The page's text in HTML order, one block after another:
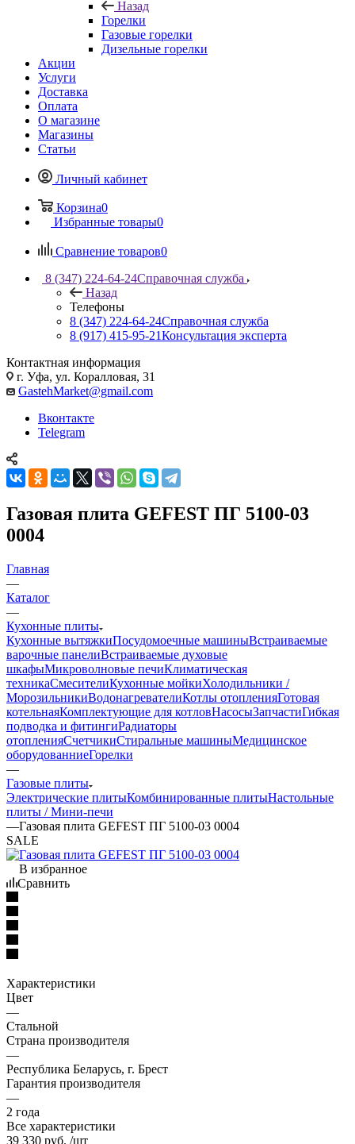
Назад
Горелки
Газовые горелки
Дизельные горелки
Акции
Услуги
Доставка
Оплата
О магазине
Магазины
Статьи
Личный кабинет
Корзина0
Избранные товары0
Сравнение товаров0
8 (347) 224-64-24Справочная служба
Назад
Телефоны
8 (347) 224-64-24Справочная служба
8 (917) 415-95-21Консультация эксперта
Контактная информация
г. Уфа, ул. Коралловая, 31
GastehMarket@gmail.com
Вконтакте
Telegram
Газовая плита GEFEST ПГ 5100-03
0004
Главная
—
Каталог
—
Кухонные плиты
Кухонные вытяжкиПосудомоечные машиныВстраиваемые
варочные панелиВстраиваемые духовые
шкафыМикроволновые печиКлиматическая
техникаСмесителиКухонные мойкиХолодильники /
МорозильникиВодонагревателиКотлы отопленияГотовая
котельнаяКомплектующие для котловНасосыЗапчастиГибкая
подводка и фитингиРадиаторы
отопленияСчетчикиСтиральные машиныМедицинское
оборудованниеГорелки
—
Газовые плиты
Электрические плитыКомбинированные плитыНастольные
плиты / Мини-печи
—Газовая плита GEFEST ПГ 5100-03 0004
SALE
В избранное
Сравнить
Характеристики
Цвет
—
Стальной
Страна производителя
—
Республика Беларусь, г. Брест
Гарантия производителя
—
2 года
Все характеристики
39 330 руб. /шт